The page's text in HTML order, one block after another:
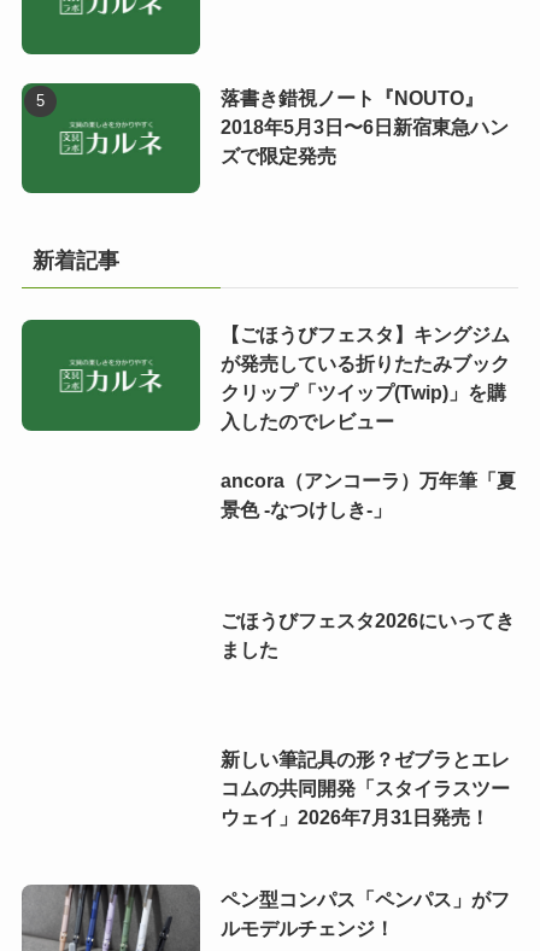
落書き錯視ノート『NOUTO』
2018年5月3日〜6日新宿東急ハン
ズで限定発売
新着記事
【ごほうびフェスタ】キングジム
が発売している折りたたみブック
クリップ「ツイップ(Twip)」を購
入したのでレビュー
ancora（アンコーラ）万年筆「夏
景色 -なつけしき-」
ごほうびフェスタ2026にいってき
ました
新しい筆記具の形？ゼブラとエレ
コムの共同開発「スタイラスツー
ウェイ」2026年7月31日発売！
ペン型コンパス「ペンパス」がフ
ルモデルチェンジ！